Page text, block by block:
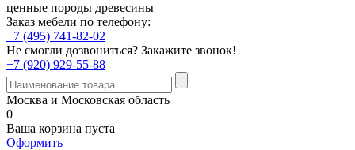
ценные породы древесины
Заказ мебели по телефону:
+7 (495) 741-82-02
Не смогли дозвониться? Закажите звонок!
+7 (920) 929-55-88
Москва и Московская область
0
Ваша корзина пуста
Оформить